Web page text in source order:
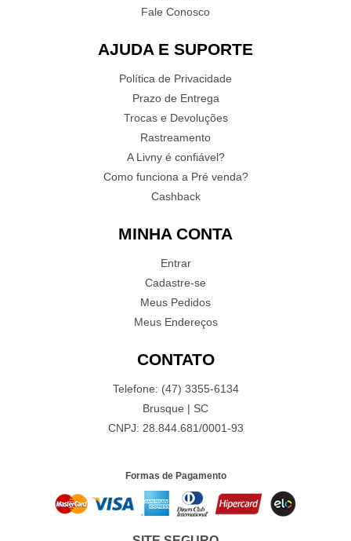
Fale Conosco
AJUDA E SUPORTE
Política de Privacidade
Prazo de Entrega
Trocas e Devoluções
Rastreamento
A Livny é confiável?
Como funciona a Pré venda?
Cashback
MINHA CONTA
Entrar
Cadastre-se
Meus Pedidos
Meus Endereços
CONTATO
Telefone: (47) 3355-6134
Brusque | SC
CNPJ: 28.844.681/0001-93
Formas de Pagamento